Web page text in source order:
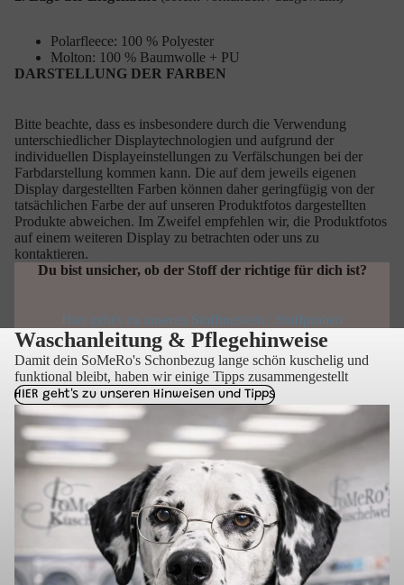
Polarfleece: 100 % Polyester
Molton: 100 % Baumwolle + PU
DARSTELLUNG DER FARBEN
Bitte beachte, dass es insbesondere durch die Verwendung
unterschiedlicher Displaytechnologien und aufgrund der
individuellen Displayeinstellungen zu Verfälschungen bei der
Farbdarstellung kommen kann. Die auf dem jeweils eigenen
Display dargestellten Farben können daher geringfügig von der
tatsächlichen Farbe der auf unseren Produktfotos dargestellten
Produkte abweichen. Im Zweifel empfehlen wir, die Produktfotos
auf einem weiteren Display zu betrachten oder uns zu
kontaktieren.
Du bist unsicher, ob der Stoff der richtige für dich ist?
Hier geht's zu unseren Stoffmustern / Stoffproben
Waschanleitung & Pflegehinweise
Damit dein SoMeRo's Schonbezug lange schön kuschelig und
funktional bleibt, haben wir einige Tipps zusammengestellt
HIER geht's zu unseren Hinweisen und Tipps